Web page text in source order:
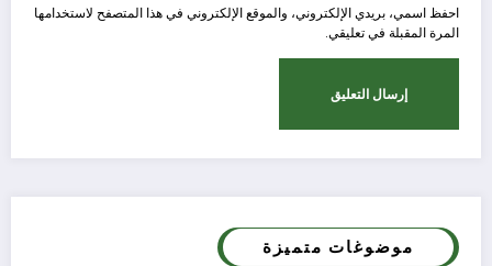
احفظ اسمي، بريدي الإلكتروني، والموقع الإلكتروني في هذا المتصفح لاستخدامها
المرة المقبلة في تعليقي.
موضوغات متميزة